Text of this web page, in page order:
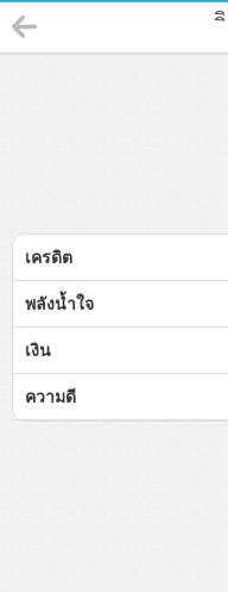
เครดิต
พลังน้ำใจ
เงิน
ความดี